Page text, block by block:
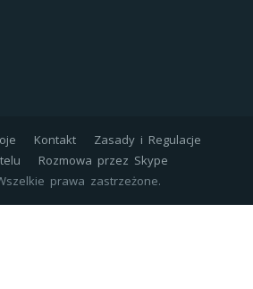
Kontakt
Zasady i Regulacje
Rozmowa przez Skype
prawa zastrzeżone.